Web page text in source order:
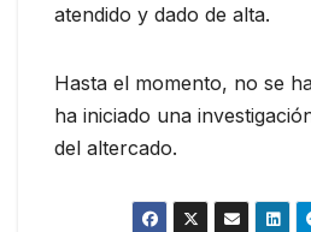
atendido y dado de alta.
Hasta el momento, no se
ha iniciado una
del altercado.